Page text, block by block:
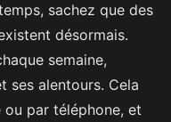
sachez que des
désormais.
semaine,
ses alentours. Cela
par téléphone, et